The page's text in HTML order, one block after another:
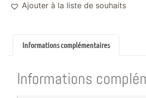
Ajouter à la liste de souhaits
Informations complémentaires
Informations